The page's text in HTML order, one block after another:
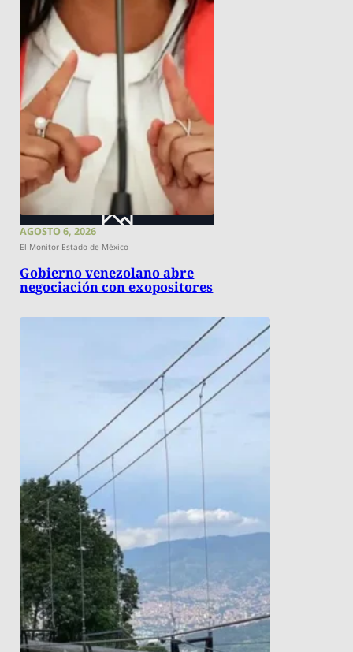
AGOSTO 6, 2026
El Monitor Estado de México
Gobierno venezolano abre
negociación con exopositores